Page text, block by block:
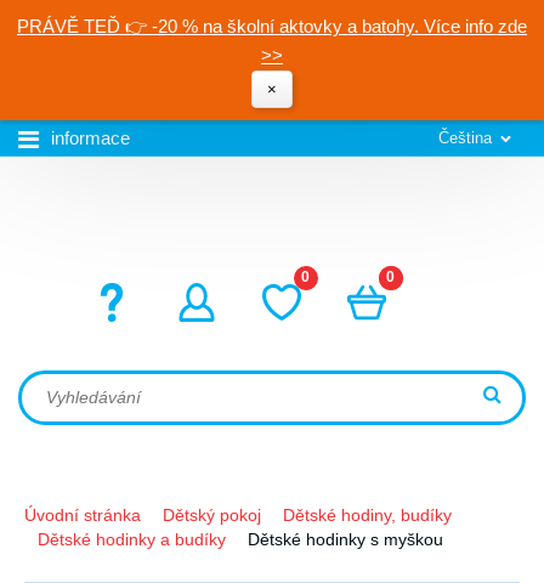
PRÁVĚ TEĎ 👉 -20 % na školní aktovky a batohy. Více info zde
>>
×
informace Čeština
0 0
Úvodní stránka Dětský pokoj
Dětské hodiny, budíky
Dětské hodinky a budíky
Dětské hodinky s myškou